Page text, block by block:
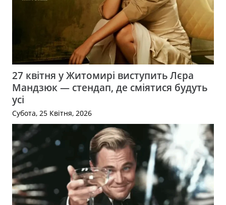
27 квітня у Житомирі виступить Лєра
Мандзюк — стендап, де сміятися будуть
усі
Субота, 25 Квітня, 2026